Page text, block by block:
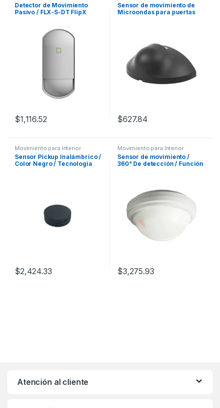
Detector de Movimiento
Pasivo / FLX-S-DT FlipX
$1,116.52
Sensor de movimiento de
Microondas para puertas
$627.84
Movimiento para Interior
Sensor Pickup Inalámbrico /
Color Negro / Tecnología
$2,424.33
Movimiento para Interior
Sensor de movimiento /
360° De detección / Función
$3,275.93
Atención al cliente